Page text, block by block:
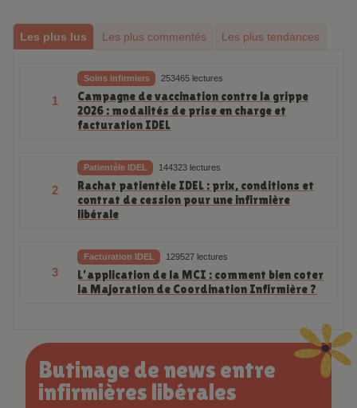
Les plus lus Les plus commentés Les plus tendances
1
Soins infirmiers 253465 lectures
Campagne de vaccination contre la grippe
2026 : modalités de prise en charge et
facturation IDEL
2
Patientèle IDEL 144323 lectures
Rachat patientèle IDEL : prix, conditions et
contrat de cession pour une infirmière
libérale
3
Facturation IDEL 129527 lectures
L’application de la MCI : comment bien coter
la Majoration de Coordination Infirmière ?
Butinage de news entre
infirmières libérales